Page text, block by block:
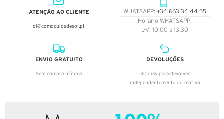
ATENÇÃO AO CLIENTE
oi@comoculosdesol.pt
WHATSAPP: +34 663 34 44 55
Horario WHATSAPP:
L-V: 10:00 a 13:30
ENVIO GRATUITO
Sem compra mínima
DEVOLUÇÕES
30 dias para devolver
independentemente do motivo